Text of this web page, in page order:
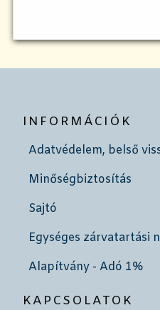
INFORMÁCIÓK
Adatvédelem, belső
Minőségbiztosítás
Sajtó
Egységes zárvatartási
Alapítvány - Adó 1%
KAPCSOLATOK